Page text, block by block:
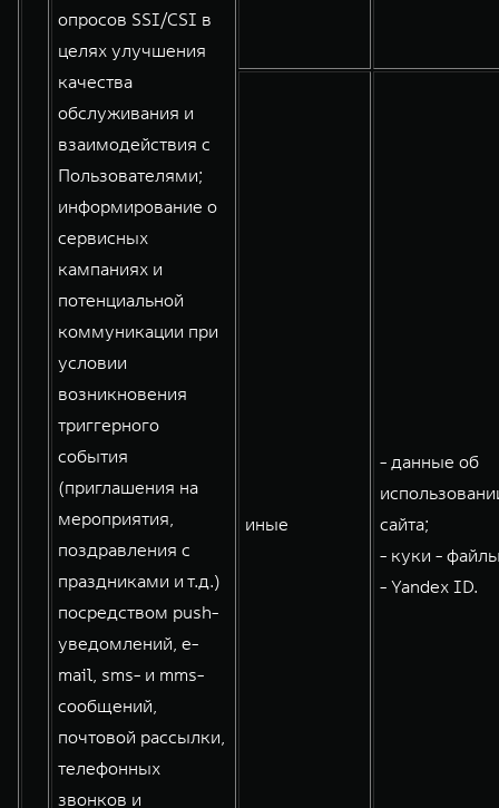
опросов SSI/CSI в
целях улучшения
качества
обслуживания и
взаимодействия с
Пользователями;
информирование о
сервисных
кампаниях и
потенциальной
коммуникации при
условии
возникновения
триггерного
события
(приглашения на
мероприятия,
поздравления с
праздниками и т.д.)
посредством push-
уведомлений, e-
mail, sms- и mms-
сообщений,
почтовой рассылки,
телефонных
звонков и
иные
- данные об
сайта;
- куки -
- Yandex ID.